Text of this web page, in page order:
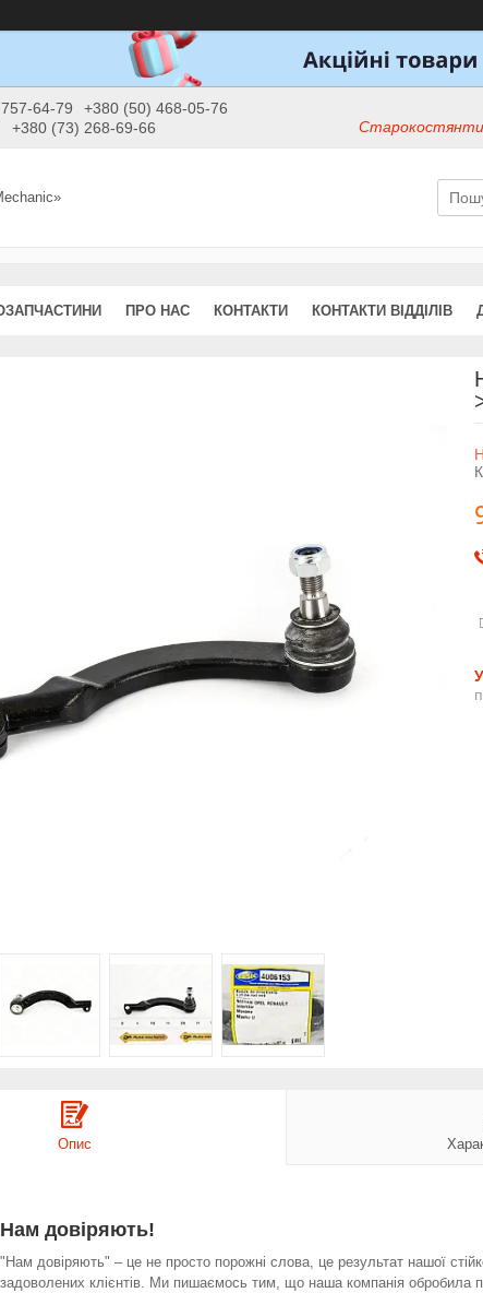
64-79
+380 (50) 468-05-76
+380 (73) 268-69-66
ПРО НАС КОНТАКТИ КОНТАКТИ ВІДДІЛІВ
Опис
Нам довіряють!
"Нам довіряють" – це не просто порожні слова, це результат нашої
задоволених клієнтів. Ми пишаємось тим, що наша компанія обробила